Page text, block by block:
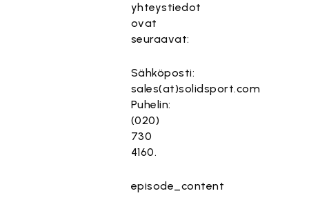
yhteystiedot
ovat
seuraavat:
Sähköposti:
sales(at)solidsport.com
Puhelin:
(020)
730
4160.
episode_content